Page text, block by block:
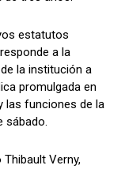
estatutos
a la
la institución a
promulgada en
las funciones de la
sábado.
Verny,